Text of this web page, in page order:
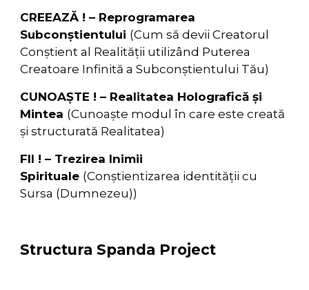
CREEAZĂ ! – Reprogramarea
Subconștientului (Cum să devii Creatorul
Conștient al Realității utilizând Puterea
Creatoare Infinită a Subconștientului Tău)
CUNOAȘTE ! – Realitatea Holografică și
Mintea (Cunoaște modul în care este creată
și structurată Realitatea)
FII ! – Trezirea Inimii
Spirituale (Conștientizarea identității cu
Sursa (Dumnezeu))
Structura Spanda Project